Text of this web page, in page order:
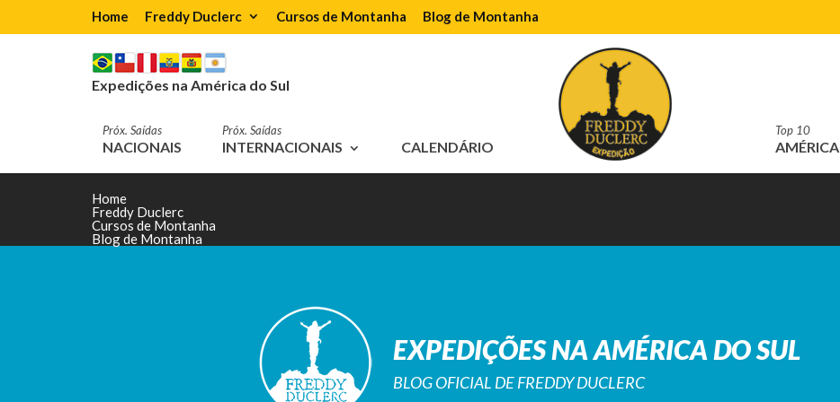
Home Freddy Duclerc Cursos de Montanha Blog de Montanha
Expedições na América do Sul
Próx. Saídas
NACIONAIS
Próx. Saídas
INTERNACIONAIS CALENDÁRIO
Top 10
AMÉRICA
Home
Freddy Duclerc
Cursos de Montanha
Blog de Montanha
EXPEDIÇÕES NA AMÉRICA DO SUL
BLOG OFICIAL DE FREDDY DUCLERC